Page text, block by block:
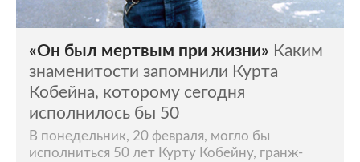
«Он был мертвым при жизни» Каким
знаменитости запомнили Курта
Кобейна, которому сегодня
исполнилось бы 50
В понедельник, 20 февраля, могло бы
исполниться 50 лет Курту Кобейну, гранж-